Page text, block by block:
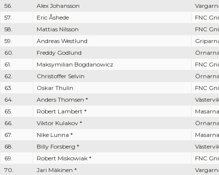
56.
Alex Johansson
57.
Eric Åshede
FNC
58.
Mattias Nilsson
FNC
59.
Andreas Westlund
60.
Freddy Godlund
61.
Maksymilian Bogdanowicz
FNC
62.
Christoffer Selvin
63.
Oskar Thulin
FNC
64.
Anders Thomsen *
65.
Robert Lambert *
Masarna
66.
Viktor Kulakov *
67.
Nike Lunna *
Masarna
68.
Billy Forsberg *
69.
Robert Miskowiak *
FNC
70.
Jari Mäkinen *